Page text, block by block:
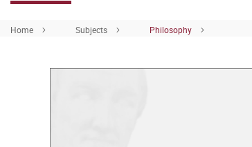
Home Subjects Philosophy